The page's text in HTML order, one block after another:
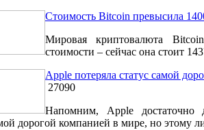
Стоимость Bitcoin превысила
Мировая криптовалюта
стоимости – сейчас она стоит
Apple потеряла статус самой
27090
Напомним, Apple достаточно
дорогой компанией в мире, но этому